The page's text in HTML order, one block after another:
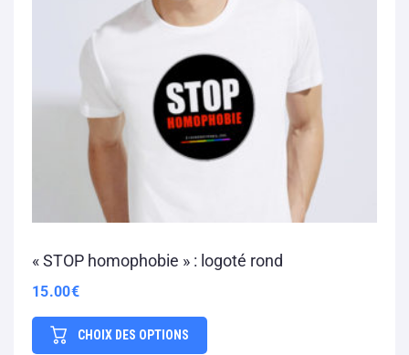
« STOP homophobie » : logoté rond
15.00€
CHOIX DES OPTIONS